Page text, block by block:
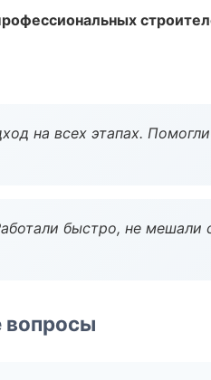
на всех этапах.
быстро, не мешали
вопросы